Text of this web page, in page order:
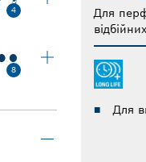
4
8
Для
Для